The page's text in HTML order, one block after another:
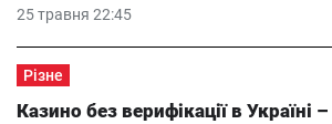
25 травня 22:45
Різне
Казино без верифікації в